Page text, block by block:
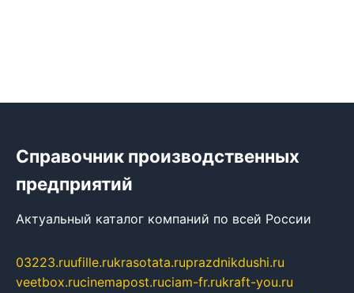
Справочник производственных
предприятий
Актуальный каталог компаний по всей России
03223.ruufille.rukrasotata.ruprazdnikdushi.ru
veetbox.rucinemapost.ruciam-fr.rukraft-you.ru